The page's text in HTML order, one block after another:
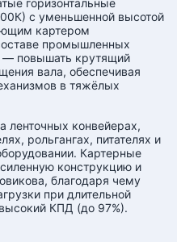
горизонтальные
с уменьшенной высотой
картером
промышленных
— повышать крутящий
вала, обеспечивая
в тяжёлых
ленточных конвейерах,
рольгангах, питателях и
Картерные
конструкцию и
благодаря чему
при длительной
КПД (до 97%).